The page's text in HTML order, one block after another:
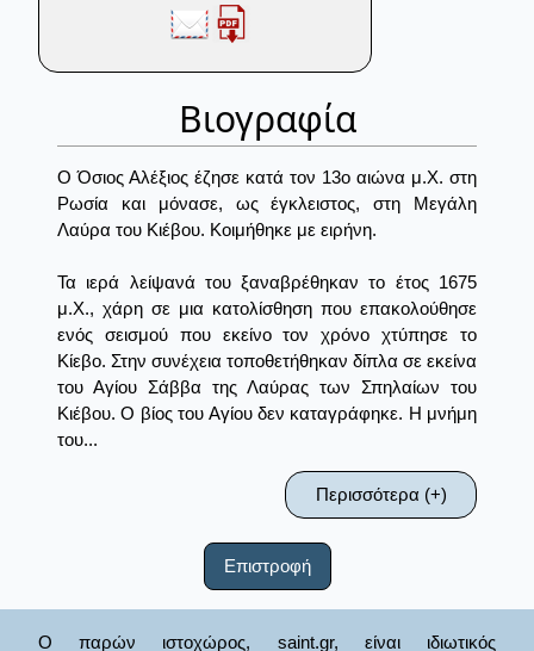
Βιογραφία
Ο Όσιος Αλέξιος έζησε κατά τον 13ο αιώνα μ.Χ. στη
Ρωσία και μόνασε, ως έγκλειστος, στη Μεγάλη
Λαύρα του Κιέβου. Κοιμήθηκε με ειρήνη.
Τα ιερά λείψανά του ξαναβρέθηκαν το έτος 1675
μ.Χ., χάρη σε μια κατολίσθηση που επακολούθησε
ενός σεισμού που εκείνο τον χρόνο χτύπησε το
Κίεβο. Στην συνέχεια τοποθετήθηκαν δίπλα σε εκείνα
του Αγίου Σάββα της Λαύρας των Σπηλαίων του
Κιέβου. Ο βίος του Αγίου δεν καταγράφηκε. Η μνήμη
του...
Περισσότερα (+)
Επιστροφή
Ο παρών ιστοχώρος, saint.gr, είναι ιδιωτικός